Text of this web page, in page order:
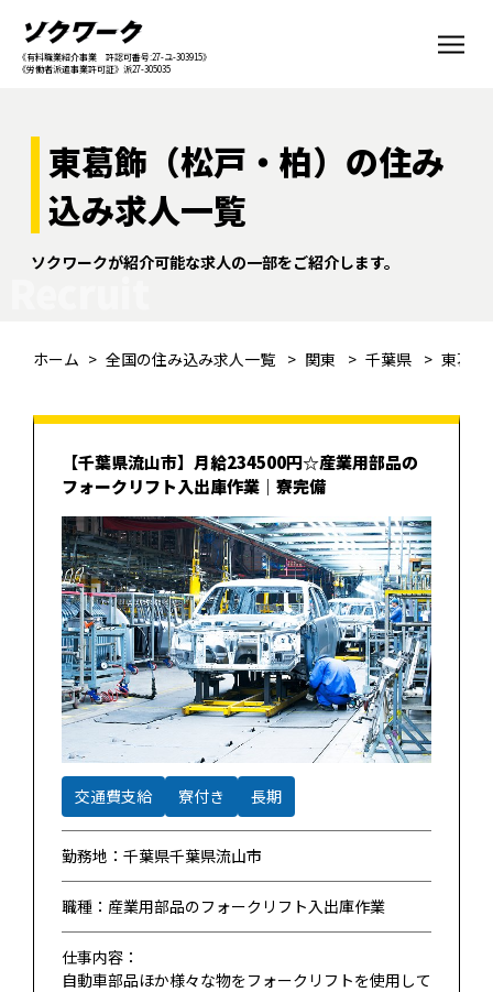
《有料職業紹介事業 許認可番号:27-ユ-303915》
《労働者派遣事業許可証》派27-305035
東葛飾（松戸・柏）の住み
込み求人一覧
ソクワークが紹介可能な求人の一部をご紹介します。
ホーム 全国の住み込み求人一覧 関東 千葉県 東葛
【千葉県流山市】月給234500円☆産業用部品の
フォークリフト入出庫作業｜寮完備
交通費支給 寮付き 長期
勤務地：千葉県千葉県流山市
職種：産業用部品のフォークリフト入出庫作業
仕事内容：
自動車部品ほか様々な物をフォークリフトを使用して